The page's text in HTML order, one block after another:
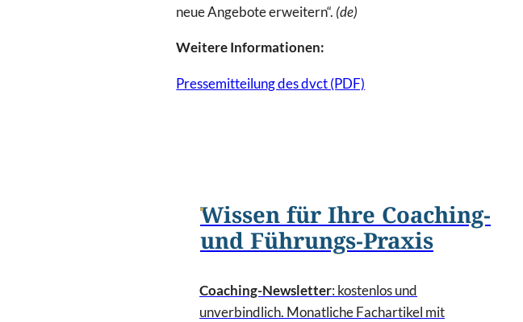
neue Angebote erweitern“. (de)
Weitere Informationen:
Pressemitteilung des dvct (PDF)
Wissen für Ihre Coaching-
und Führungs-Praxis
Coaching-Newsletter: kostenlos und
unverbindlich. Monatliche Fachartikel mit